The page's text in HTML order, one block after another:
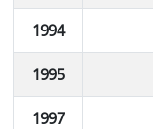
1994
1995
1997